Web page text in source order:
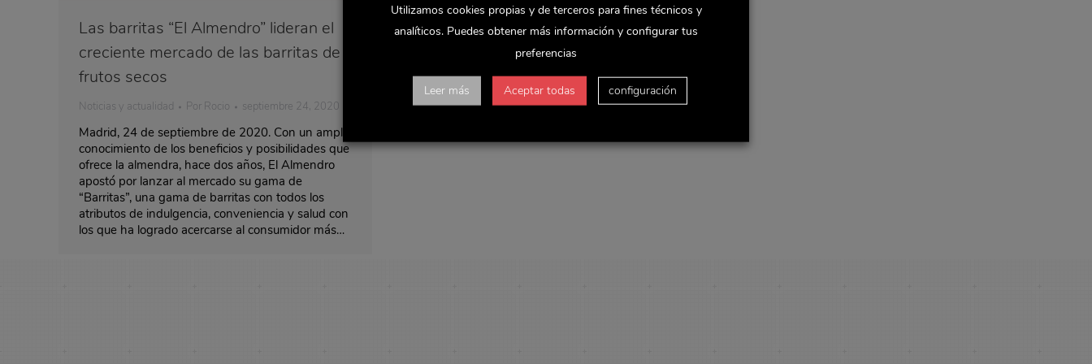
Las barritas “El Almendro” lideran el
creciente mercado de las barritas de
frutos secos
Noticias y actualidad Por Rocio septiembre 24, 2020
Madrid, 24 de septiembre de 2020. Con un amplio
conocimiento de los beneficios y posibilidades que
ofrece la almendra, hace dos años, El Almendro
apostó por lanzar al mercado su gama de
“Barritas”, una gama de barritas con todos los
atributos de indulgencia, conveniencia y salud con
los que ha logrado acercarse al consumidor más…
Utilizamos cookies propias y de terceros para fines técnicos y
analíticos. Puedes obtener más información y configurar tus
preferencias
Leer más Aceptar todas configuración